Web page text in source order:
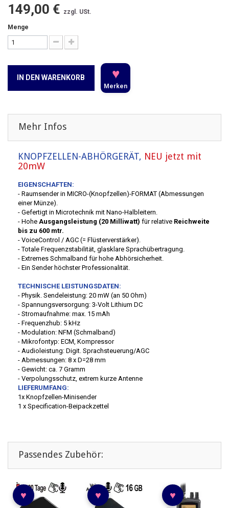
149,00 € zzgl. USt.
Menge
IN DEN WARENKORB ♥
Merken
Mehr Infos
KNOPFZELLEN-ABHÖRGERÄT, NEU jetzt mit
20mW
EIGENSCHAFTEN:
- Raumsender in MICRO-(Knopfzellen)-FORMAT (Abmessungen
einer Münze).
- Gefertigt in Microtechnik mit Nano-Halbleitern.
- Hohe Ausgangsleistung (20 Milliwatt) für relative Reichweite
bis zu 600 mtr.
- VoiceControl / AGC (= Flüsterverstärker).
- Totale Frequenzstabilität, glasklare Sprachübertragung.
- Extremes Schmalband für hohe Abhörsicherheit.
- Ein Sender höchster Professionalität.
TECHNISCHE LEISTUNGSDATEN:
- Physik. Sendeleistung: 20 mW (an 50 Ohm)
- Spannungsversorgung: 3-Volt Lithium DC
- Stromaufnahme: max. 15 mAh
- Frequenzhub: 5 kHz
- Modulation: NFM (Schmalband)
- Mikrofontyp: ECM, Kompressor
- Audioleistung: Digit. Sprachsteuerung/AGC
- Abmessungen: 8 x D=28 mm
- Gewicht: ca. 7 Gramm
- Verpolungsschutz, extrem kurze Antenne
LIEFERUMFANG:
1x Knopfzellen-Minisender
1 x Specification-Beipackzettel
Passendes Zubehör:
♥ ♥ ♥